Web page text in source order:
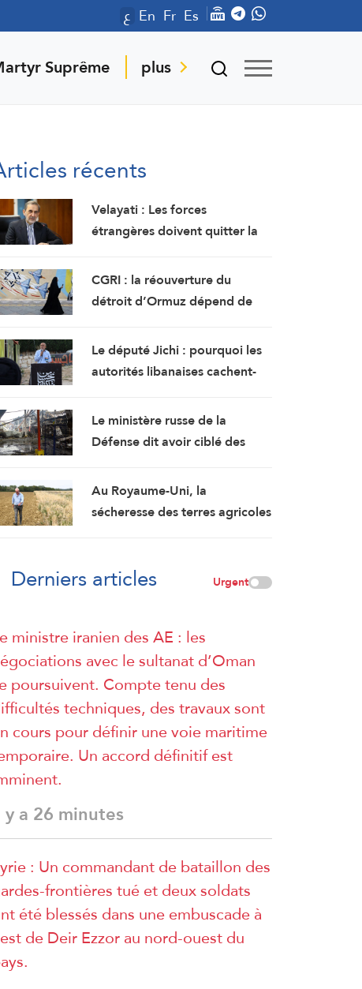
ع En Fr Es
Suprême plus
récents
Velayati : Les forces
étrangères doivent quitter la
CGRI : la réouverture du
détroit d’Ormuz dépend de
demandes iraniennes
Le député Jichi : pourquoi les
autorités libanaises cachent-
cadre ?
Le ministère russe de la
Défense dit avoir ciblé des
dépôts de carburant à Kiev et
Odessa
Au Royaume-Uni, la
sécheresse des terres agricoles
Derniers articles Urgent
ministre iranien des AE : les
avec le sultanat d’Oman
poursuivent. Compte tenu des
techniques, des travaux sont
cours pour définir une voie maritime
Un accord définitif est
a 26 minutes
: Un commandant de bataillon des
frontières tué et deux soldats
été blessés dans une embuscade à
de Deir Ezzor au nord-ouest du